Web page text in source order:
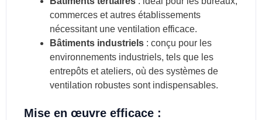
commerces et autres établissements
nécessitant une ventilation efficace.
Bâtiments industriels: conçu pour les
environnements industriels, tels que les
entrepôts et ateliers, où des systèmes de
ventilation robustes sont indispensables.
Mise en œuvre efficace :